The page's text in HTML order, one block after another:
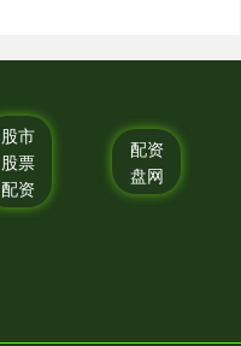
股市
股票
配资
配资
盘网